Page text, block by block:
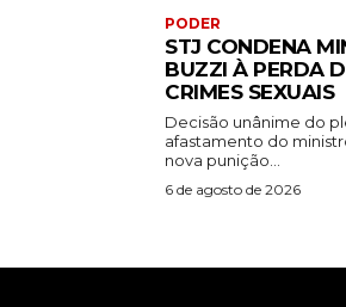
PODER
STJ CONDENA
BUZZI À PERDA
CRIMES SEXUAIS
Decisão unânime do
afastamento do
nova punição...
6 de agosto de 2026